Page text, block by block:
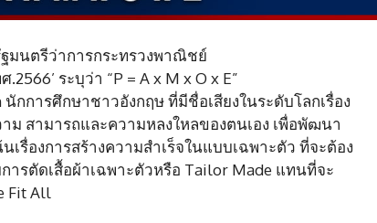
มนตรีว่าการกระทรวงพาณิชย์
ระบุว่า “P = A x M x O x E”​
กการศึกษาชาวอังกฤษ ที่มีชื่อเสียงในระดับโลกเรื่อง
ม สามารถและความหลงใหลของตนเอง เพื่อพัฒนา
รื่องการสร้างความสำเร็จในแบบเฉพาะตัว ที่จะต้อง
ารตัดเสื้อผ้าเฉพาะตัวหรือ Tailor Made แทนที่จะ
Fit All